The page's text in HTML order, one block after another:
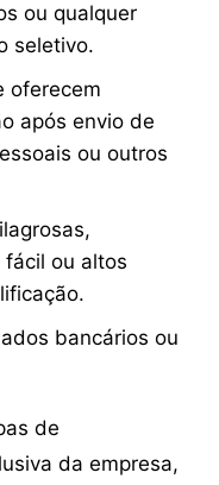
ou qualquer
seletivo.
oferecem
após envio de
ou outros
fácil ou altos
bancários ou
de
da empresa,